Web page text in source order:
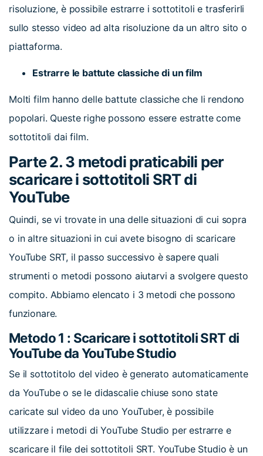
risoluzione, è possibile estrarre i sottotitoli e trasferirli
sullo stesso video ad alta risoluzione da un altro sito o
piattaforma.
Estrarre le battute classiche di un film
Molti film hanno delle battute classiche che li rendono
popolari. Queste righe possono essere estratte come
sottotitoli dai film.
Parte 2. 3 metodi praticabili per
scaricare i sottotitoli SRT di
YouTube
Quindi, se vi trovate in una delle situazioni di cui sopra
o in altre situazioni in cui avete bisogno di scaricare
YouTube SRT, il passo successivo è sapere quali
strumenti o metodi possono aiutarvi a svolgere questo
compito. Abbiamo elencato i 3 metodi che possono
funzionare.
Metodo 1 : Scaricare i sottotitoli SRT di
YouTube da YouTube Studio
Se il sottotitolo del video è generato automaticamente
da YouTube o se le didascalie chiuse sono state
caricate sul video da uno YouTuber, è possibile
utilizzare i metodi di YouTube Studio per estrarre e
scaricare il file dei sottotitoli SRT. YouTube Studio è un